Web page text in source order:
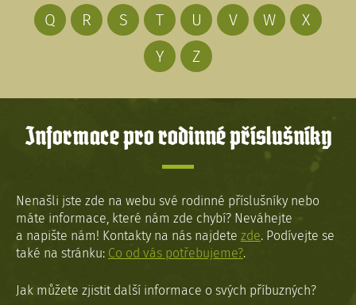
Q
R S T U V W
X
Y
Z
Informace pro rodinné příslušníky
Nenašli jste zde na webu své rodinné příslušníky nebo
máte informace, které nám zde chybí? Neváhejte
a napište nám! Kontakty na nás najdete zde. Podívejte se
také na stránku: Co od vás potřebujeme?.
Jak můžete zjistit další informace o svých příbuzných?